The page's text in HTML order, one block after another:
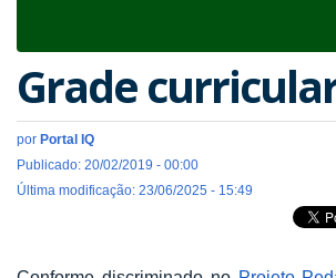
Grade
por Portal IQ
Publicado: 20/02/2019 - 00:00
Última modificação: 23/06/2025 - 15:49